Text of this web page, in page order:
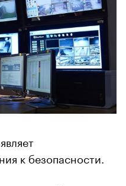
к безопасности.